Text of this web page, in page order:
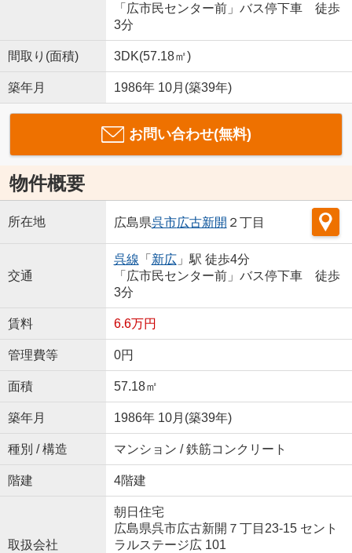
「広市民センター前」バス停下車 徒歩
3分
間取り(面積) 3DK(57.18㎡)
築年月 1986年 10月(築39年)
お問い合わせ(無料)
物件概要
所在地 広島県呉市広古新開 ２丁目
交通
呉線 「 新広」駅 徒歩4分
「広市民センター前」バス停下車 徒歩
3分
賃料 6.6万円
管理費等 0円
面積 57.18㎡
築年月 1986年 10月(築39年)
種別 / 構造 マンション / 鉄筋コンクリート
階建 4階建
取扱会社
朝日住宅
広島県呉市広古新開７丁目23-15 セント
ラルステージ広 101